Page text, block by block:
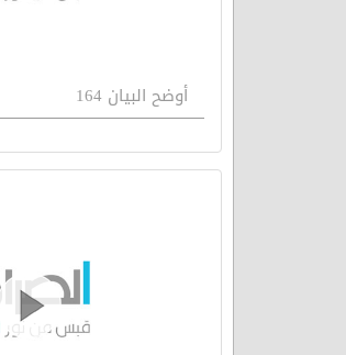
أوضح البيان 164